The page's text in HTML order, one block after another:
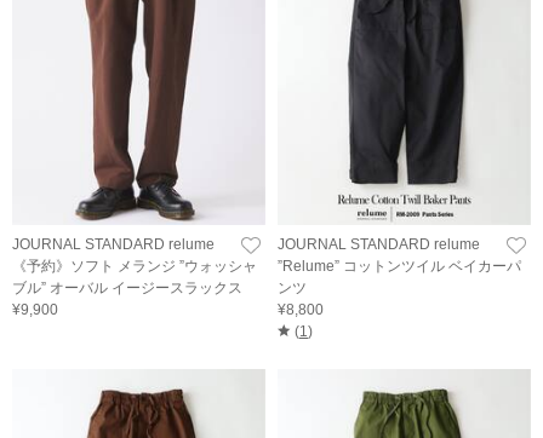
JOURNAL STANDARD relume
《予約》ソフト メランジ ”ウォッシャ
ブル” オーバル イージースラックス
¥9,900
JOURNAL STANDARD relume
”Relume” コットンツイル ベイカーパ
ンツ
¥8,800
(1)